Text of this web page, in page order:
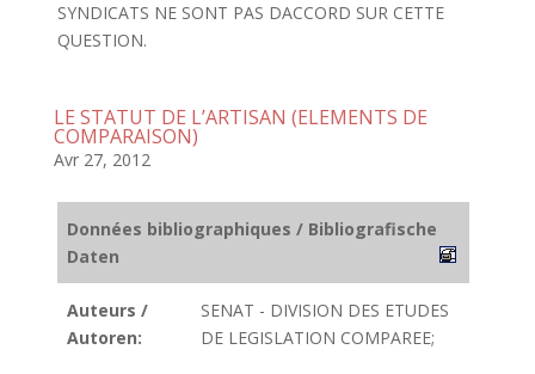
SYNDICATS NE SONT PAS DACCORD SUR CETTE
QUESTION.
LE STATUT DE L’ARTISAN (ELEMENTS DE
COMPARAISON)
Avr 27, 2012
Données bibliographiques / Bibliografische
Daten
Auteurs /
Autoren:
SENAT - DIVISION DES ETUDES
DE LEGISLATION COMPAREE;